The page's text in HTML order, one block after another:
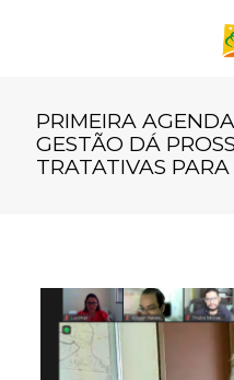
PRIMEIRA
GESTÃO DÁ
TRATATIVAS